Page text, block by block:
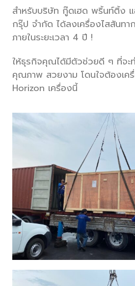
สำหรับบริษัท กู๊ดเฮด พริ้นท์ติ้ง
กรุ๊ป จำกัด ได้ลงเครื่องไสสันทา
ภายในระยะเวลา 4 ปี !
ให้ธุรกิจคุณได้มีตัวช่วยดี ๆ ที่จะ
คุณภาพ สวยงาม โดนใจต้องเค
Horizon เครื่องนี้